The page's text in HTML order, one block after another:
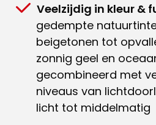
Veelzijdig in kleur &
gedempte
beigetonen tot
zonnig geel en
gecombineerd met
niveaus van
licht tot middelmatig